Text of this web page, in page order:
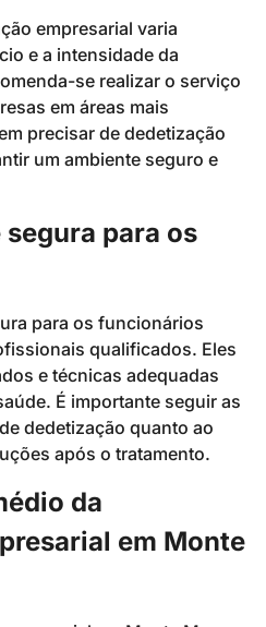
empresarial varia
e a intensidade da
se realizar o serviço
em áreas mais
precisar de dedetização
um ambiente seguro e
para os
para os funcionários
qualificados. Eles
e técnicas adequadas
É importante seguir as
dedetização quanto ao
após o tratamento.
da
em Monte